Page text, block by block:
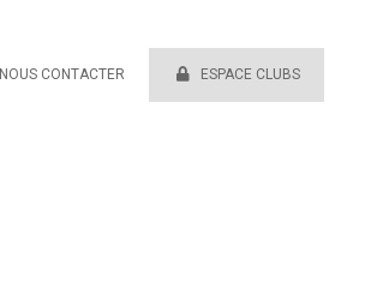
NOUS CONTACTER ESPACE CLUBS